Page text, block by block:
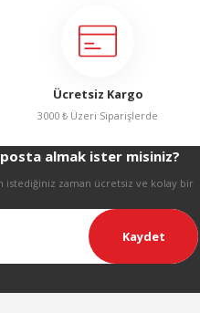
Ücretsiz Kargo
3000 ₺ Üzeri Siparişlerde
almak ister misiniz?
zaman ücretsiz ve kolay bir
Kaydet